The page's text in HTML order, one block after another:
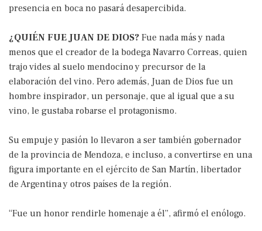
presencia en boca no pasará desapercibida.
¿QUIÉN FUE JUAN DE DIOS? Fue nada más y nada
menos que el creador de la bodega Navarro Correas, quien
trajo vides al suelo mendocino y precursor de la
elaboración del vino. Pero además, Juan de Dios fue un
hombre inspirador, un personaje, que al igual que a su
vino, le gustaba robarse el protagonismo.
Su empuje y pasión lo llevaron a ser también gobernador
de la provincia de Mendoza, e incluso, a convertirse en una
figura importante en el ejército de San Martín, libertador
de Argentina y otros países de la región.
“Fue un honor rendirle homenaje a él”, afirmó el enólogo.